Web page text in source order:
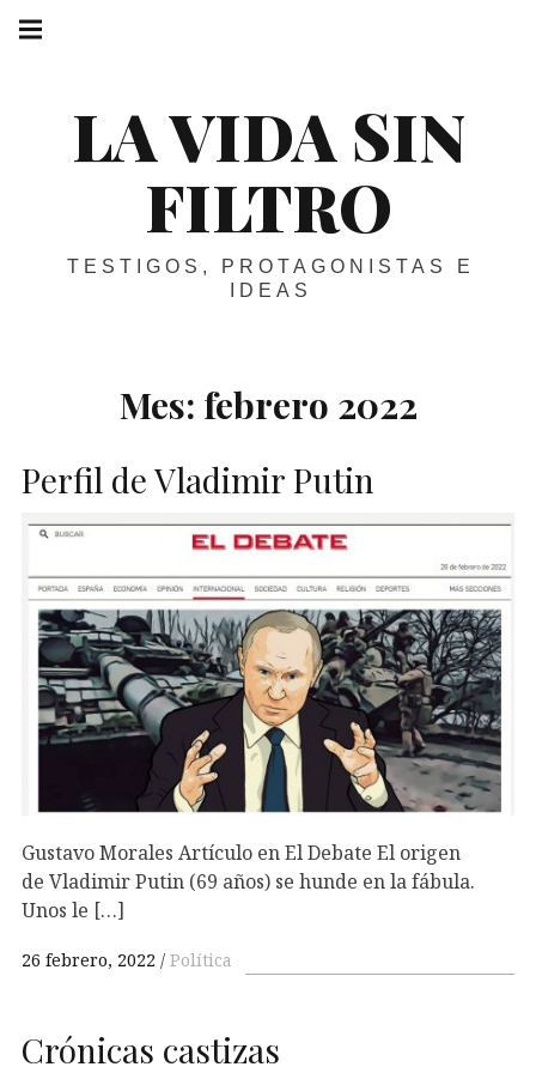
Skip
LA VIDA SIN
FILTRO
TESTIGOS, PROTAGONISTAS E
IDEAS
navigation
Mes: febrero 2022
Perfil de Vladimir Putin
Gustavo Morales Artículo en El Debate El origen
de Vladimir Putin (69 años) se hunde en la fábula.
Unos le […]
26 febrero, 2022 Política
Crónicas castizas